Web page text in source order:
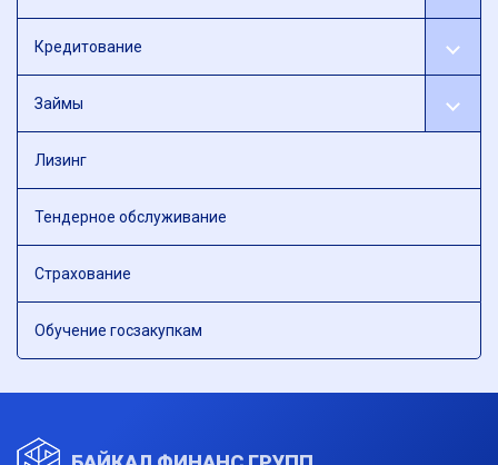
Кредитование
Займы
Лизинг
Тендерное обслуживание
Страхование
Обучение госзакупкам